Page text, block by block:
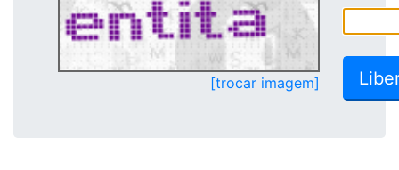
[trocar imagem]